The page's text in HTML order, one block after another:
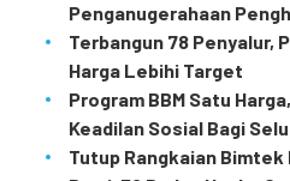
Penganugerahaan
Terbangun 78 Penyalur,
Harga Lebihi Target
Program BBM Satu
Keadilan Sosial Bagi
Tutup Rangkaian Bimtek